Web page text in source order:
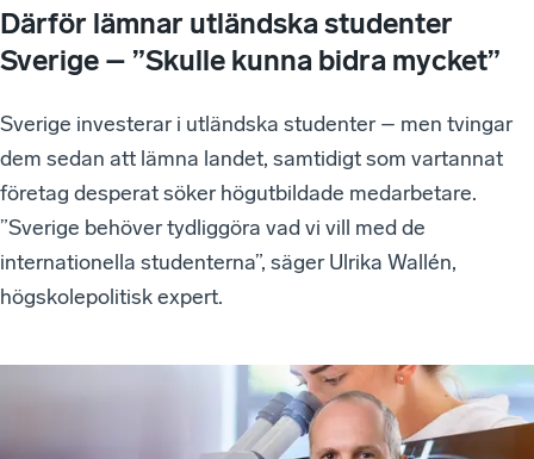
Därför lämnar utländska studenter
Sverige – ”Skulle kunna bidra mycket”
Sverige investerar i utländska studenter – men tvingar
dem sedan att lämna landet, samtidigt som vartannat
företag desperat söker högutbildade medarbetare.
”Sverige behöver tydliggöra vad vi vill med de
internationella studenterna”, säger Ulrika Wallén,
högskolepolitisk expert.